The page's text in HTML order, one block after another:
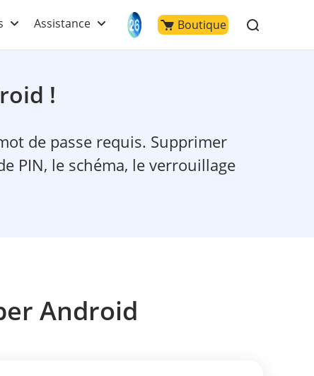
Assistance Boutique
!
de passe requis. Supprimer
PIN, le schéma, le verrouillage
Android